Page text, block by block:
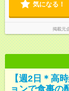
気になる！
掲載元
【週2日＊高
ョンで食事の